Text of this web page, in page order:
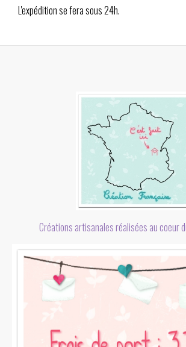
L'expédition se fera sous 24h.
Créations artisanales réalisées au coeur